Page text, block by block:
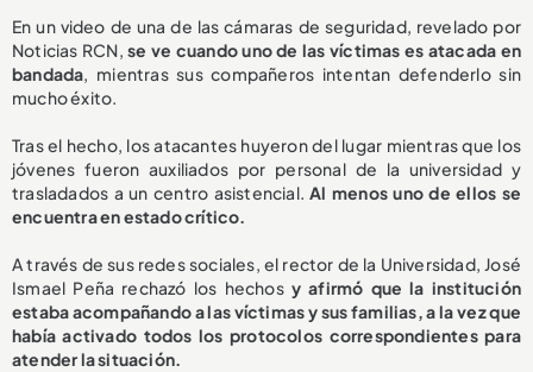
En un video de una de las cámaras de seguridad, revelado por
Noticias RCN,se ve cuando uno de las víctimas es atacada en
bandada, mientras sus compañeros intentan defenderlo sin
mucho éxito.
Tras el hecho, los atacantes huyeron del lugar mientras que los
jóvenes fueron auxiliados por personal de la universidad y
trasladados a un centro asistencial.Al menos uno de ellos se
encuentra en estado crítico.
A través de sus redes sociales, el rector de la Universidad, José
Ismael Peña rechazó los hechos y afirmó que la institución
estaba acompañando a las víctimas y sus familias, a la vez que
había activado todos los protocolos correspondientes para
atender la situación.